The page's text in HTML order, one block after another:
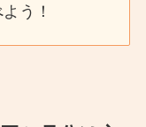
う！